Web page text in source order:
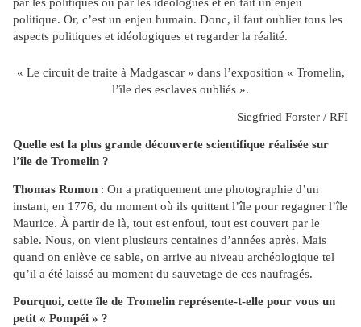
par les politiques ou par les idéologues et en fait un enjeu
politique. Or, c’est un enjeu humain. Donc, il faut oublier tous les
aspects politiques et idéologiques et regarder la réalité.
« Le circuit de traite à Madgascar » dans l’exposition « Tromelin,
l’île des esclaves oubliés ».
Siegfried Forster / RFI
Quelle est la plus grande découverte scientifique réalisée sur
l’île de Tromelin ?
Thomas Romon : On a pratiquement une photographie d’un
instant, en 1776, du moment où ils quittent l’île pour regagner l’île
Maurice. À partir de là, tout est enfoui, tout est couvert par le
sable. Nous, on vient plusieurs centaines d’années après. Mais
quand on enlève ce sable, on arrive au niveau archéologique tel
qu’il a été laissé au moment du sauvetage de ces naufragés.
Pourquoi, cette île de Tromelin représente-t-elle pour vous un
petit « Pompéi » ?